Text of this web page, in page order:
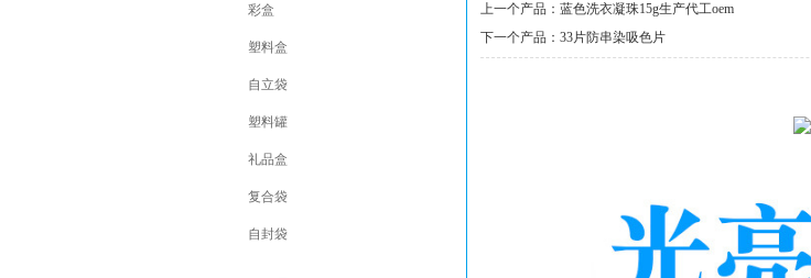
彩盒
塑料盒
自立袋
塑料罐
礼品盒
复合袋
自封袋
上一个产品： 蓝色洗衣凝珠15g生产代工oem
下一个产品： 33片防串染吸色片